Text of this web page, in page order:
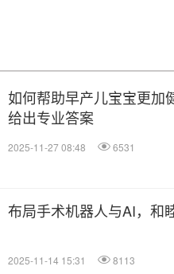
如何帮助早产儿宝宝更加
给出专业答案
2025-11-27 08:48 6531
布局手术机器人与AI，和
2025-11-14 15:31 8113